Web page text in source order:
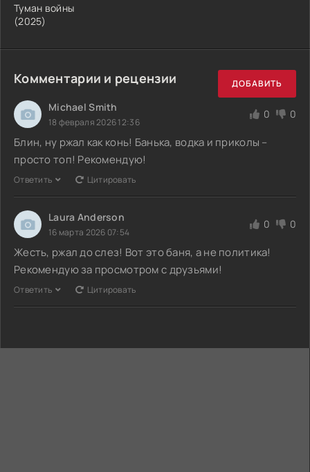
Туман войны
(2025)
Комментарии и рецензии ДОБАВИТЬ
Michael Smith
18 февраля 2026 12:36
0 0
Блин, ну ржал как конь! Банька, водка и приколы –
просто топ! Рекомендую!
Ответить Цитировать
Laura Anderson
16 марта 2026 07:54
0 0
Жесть, ржал до слез! Вот это баня, а не политика!
Рекомендую за просмотром с друзьями!
Ответить Цитировать